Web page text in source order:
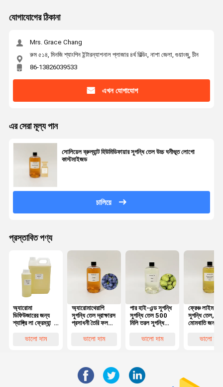
যোগাযোগের ঠিকানা
Mrs. Grace Chang
রুম ৫১৪, মিনজি শ্যাংপিন ইন্টারন্যাশনাল প্লাজার ৪র্থ বিল্ডিং, নাশা জেলা, গুয়াংজু, চীন
86-13826039533
এখন যোগাযোগ
এর সেরা মূল্য পান
সোলিয়েল ব্রুল্যান্ট হিউমিডিফায়ার সুগন্ধি তেল উচ্চ ঘনীভূত লোগো
কাস্টমাইজড
চালিয়ে
প্রস্তাবিত পণ্য
অ্যারোমা
ডিফিউজারের জন্য
শ্যাঙ্গ্রি লা ফ্রেম্যান্স
লিটার ক্যাপাসিটি
ভালো দাম
অ্যারোমাথেরাপি
সুগন্ধি তেল দ্রাক্ষারস
প্রসাধনী তৈরি ফল
ভালো দাম
পার হাই-এন্ড সুগন্ধি
সুগন্ধি তেল 500
মিলি তরল সুগন্ধি
ভালো দাম
ফ্রেঞ্চ লাইম
সুগন্ধি তেল,
মোমবাতি জন্য
সুগন্ধি তেল
ভালো দাম